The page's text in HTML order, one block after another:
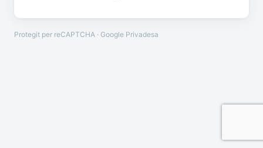
Protegit per reCAPTCHA · Google Privadesa